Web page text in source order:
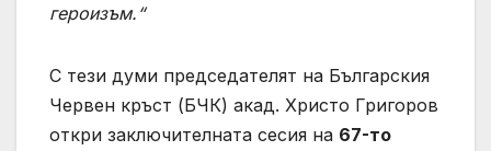
героизъм.“
С тези думи председателят на Българския
Червен кръст (БЧК) акад. Христо Григоров
откри заключителната сесия на 67-то